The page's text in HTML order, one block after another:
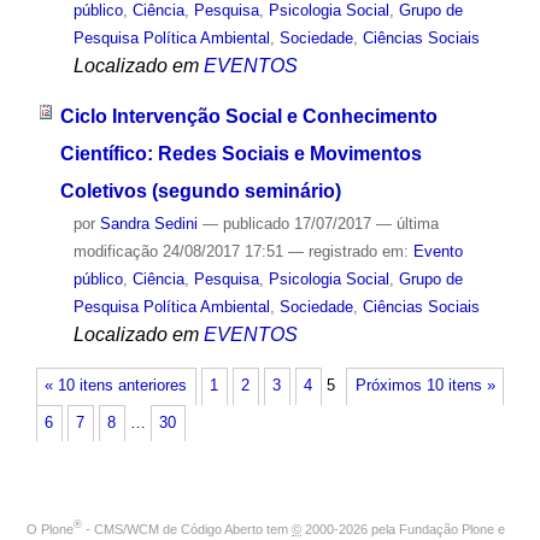
público, Ciência, Pesquisa, Psicologia Social Grupo de
Pesquisa Política Ambiental Sociedade, Ciências Sociais
Localizado em EVENTOS
Ciclo Intervenção Social e Conhecimento
Científico: Redes Sociais e Movimentos
Coletivos (segundo seminário)
por Sandra Sedini — publicado17/07/2017 — última
modificação24/08/2017 17:51 — registrado em: Evento
público, Ciência, Pesquisa, Psicologia Social , Grupo de
Pesquisa Política Ambiental , Sociedade, Ciências Sociais
Localizado em EVENTOS
« 10 itens anteriores Próximos 10 itens »
1 2 3 4 5
6 7 8 … 30
O Plone® - CMS/WCM de Código Aberto tem © 2000-2026 pela Fundação Plone e